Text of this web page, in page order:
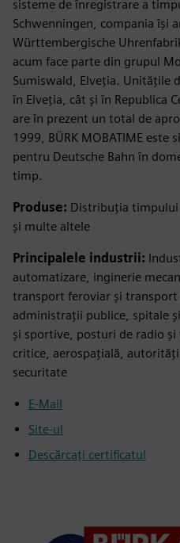
sisteme de înregistrare a
Schwenningen, compania își
Württembergische
acum face parte din grupul
Sumiswald, Elveția. Unitățile
în Elveția, cât și în Republica
are în prezent un total de
1999, BÜRK MOBATIME
pentru Deutsche Bahn în
timp.
Produse: Distribuția timpului
și multe altele
Principalele industrii:
automatizare, inginerie
transport feroviar și
administrații publice, spitale
și sportive, posturi de radio
critice, aerospațială,
securitate
E-Mail
Site-ul
Descărcați certificatul